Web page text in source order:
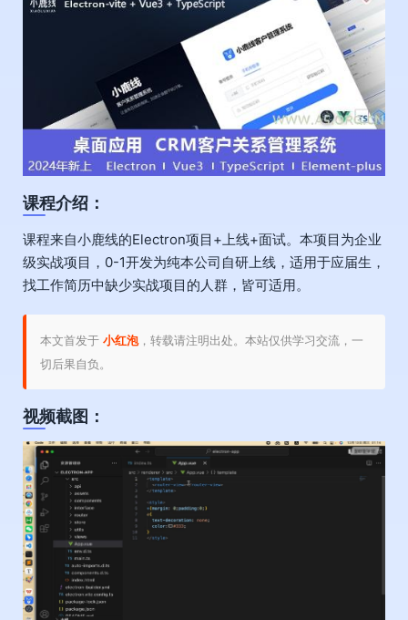
课程介绍：
课程来自小鹿线的Electron项目+上线+面试。本项目为企业
级实战项目，0-1开发为纯本公司自研上线，适用于应届生，
找工作简历中缺少实战项目的人群，皆可适用。
本文首发于 小红泡，转载请注明出处。本站仅供学习交流，一
切后果自负。
视频截图：